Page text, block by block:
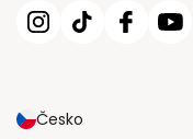
Česko